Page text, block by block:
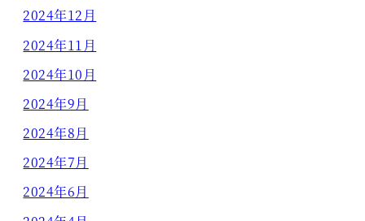
2024年12月
2024年11月
2024年10月
2024年9月
2024年8月
2024年7月
2024年6月